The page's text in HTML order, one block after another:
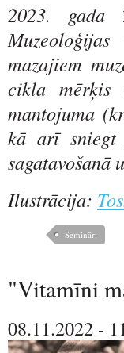
2023.
mazajiem
cikla mērķis
mantojuma
kā arī sniegt
sagatavošanā
Ilustrācija:
Semināri
"Vitamīni
08.11.2022 -